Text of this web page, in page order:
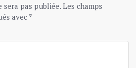
sera pas publiée. Les champs
avec *